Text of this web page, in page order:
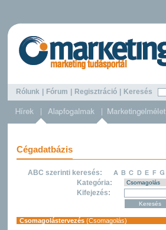
Rólunk Fórum Regisztráció Keresés
Cégadatbázis
ABC szerinti keresés:
Kategória:
Kifejezés:
Csomagolástervezés (Csomagolás)